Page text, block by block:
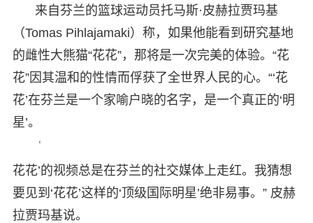
来自芬兰的篮球运动员托马斯·皮赫拉贾玛基
（Tomas Pihlajamaki）称，如果他能看到研究基地
的雌性大熊猫“花花”，那将是一次完美的体验。“花
花”因其温和的性情而俘获了全世界人民的心。“‘花
花’在芬兰是一个家喻户晓的名字，是一个真正的‘明
星’。
‘
花花’的视频总是在芬兰的社交媒体上走红。我猜想
要见到‘花花’这样的‘顶级国际明星’绝非易事。” 皮赫
拉贾玛基说。